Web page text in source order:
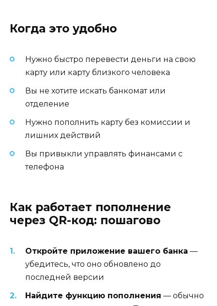
Когда это удобно
Нужно быстро перевести деньги на свою
карту или карту близкого человека
Вы не хотите искать банкомат или
отделение
Нужно пополнить карту без комиссии и
лишних действий
Вы привыкли управлять финансами с
телефона
Как работает пополнение
через QR-код: пошагово
Откройте приложение вашего банка —
убедитесь, что оно обновлено до
последней версии
Найдите функцию пополнения — обычно